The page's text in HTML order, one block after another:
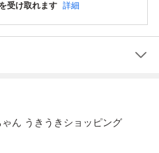
受け取れます 詳細
ゃん うきうきショッピング